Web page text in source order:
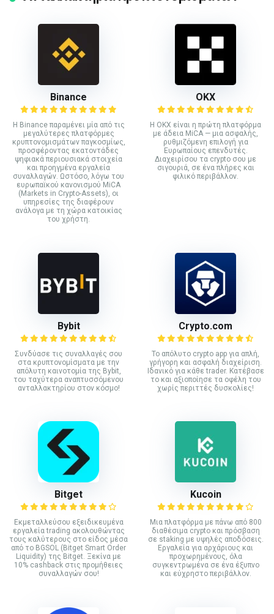
Binance
Η Binance παραμένει μία από τις
μεγαλύτερες πλατφόρμες
κρυπτονομισμάτων παγκοσμίως,
προσφέροντας εκατοντάδες
ψηφιακά περιουσιακά στοιχεία
και προηγμένα εργαλεία
συναλλαγών. Ωστόσο, λόγω του
ευρωπαϊκού κανονισμού MiCA
(Markets in Crypto-Assets), οι
υπηρεσίες της διαφέρουν
ανάλογα με τη χώρα κατοικίας
του χρήστη.
ΟΚΧ
Η OKX είναι η πρώτη πλατφόρμα
με άδεια MiCA — μια ασφαλής,
ρυθμιζόμενη επιλογή για
Ευρωπαίους επενδυτές.
Διαχειρίσου τα crypto σου με
σιγουριά, σε ένα πλήρες και
φιλικό περιβάλλον.
Bybit
Συνδύασε τις συναλλαγές σου
στα κρυπτονομίσματα με την
απόλυτη καινοτομία της Bybit,
του ταχύτερα αναπτυσσόμενου
ανταλλακτηρίου στον κόσμο!
Crypto.com
Το απόλυτο crypto app για απλή,
γρήγορη και ασφαλή διαχείριση.
Ιδανικό για κάθε trader. Κατέβασε
το και αξιοποίησε τα οφέλη του
χωρίς περιττές δυσκολίες!
Bitget
Εκμεταλλεύσου εξειδικευμένα
εργαλεία trading ακολουθώντας
τους καλύτερους στο είδος μέσα
από το BGSOL (Bitget Smart Order
Liquidity) της Bitget. Ξεκίνα με
10% cashback στις προμήθειες
συναλλαγών σου!
Kucoin
Mια πλατφόρμα με πάνω από 800
διαθέσιμα crypto και πρόσβαση
σε staking με υψηλές αποδόσεις.
Εργαλεία για αρχάριους και
προχωρημένους, όλα
συγκεντρωμένα σε ένα έξυπνο
και εύχρηστο περιβάλλον.